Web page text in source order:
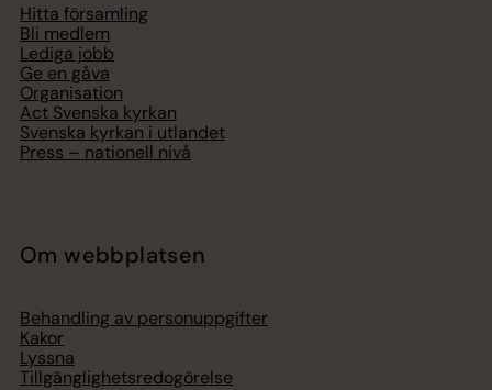
Hitta församling
Bli medlem
Lediga jobb
Ge en gåva
Organisation
Act Svenska kyrkan
Svenska kyrkan i utlandet
Press – nationell nivå
Om webbplatsen
Behandling av personuppgifter
Kakor
Lyssna
Tillgänglighetsredogörelse